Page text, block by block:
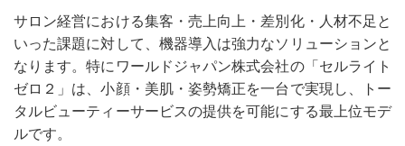
サロン経営における集客・売上向上・差別化・人材不足と
いった課題に対して、機器導入は強力なソリューションと
なります。特にワールドジャパン株式会社の「セルライト
ゼロ２」は、小顔・美肌・姿勢矯正を一台で実現し、トー
タルビューティーサービスの提供を可能にする最上位モデ
ルです。